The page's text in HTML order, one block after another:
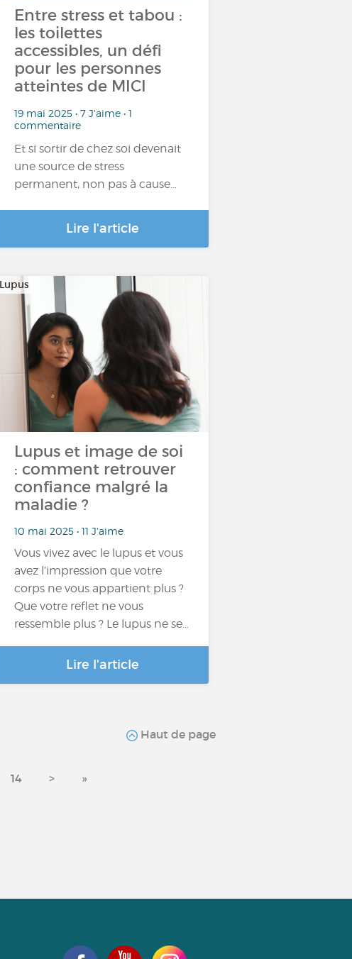
Entre stress et tabou :
les toilettes
accessibles, un défi
pour les personnes
atteintes de MICI
19 mai 2025 • 7 J'aime • 1
commentaire
Et si sortir de chez soi devenait
une source de stress
permanent, non pas à cause…
Lire l'article
Lupus
Lupus et image de soi
: comment retrouver
confiance malgré la
maladie ?
10 mai 2025 • 11 J'aime
Vous vivez avec le lupus et vous
avez l’impression que votre
corps ne vous appartient plus ?
Que votre reflet ne vous
ressemble plus ? Le lupus ne se…
Lire l'article
Haut de page
14 > »